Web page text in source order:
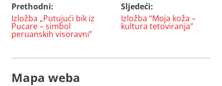
Navigacija
objava
Prethodni:
Izložba „Putujući bik iz
Pucare – simbol
peruanskih visoravni”
Sljedeći:
Izložba “Moja koža –
kultura tetoviranja”
Mapa weba